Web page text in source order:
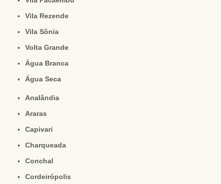
Vila Rezende
Vila Sônia
Volta Grande
Água Branca
Água Seca
Analândia
Araras
Capivari
Charqueada
Conchal
Cordeirópolis